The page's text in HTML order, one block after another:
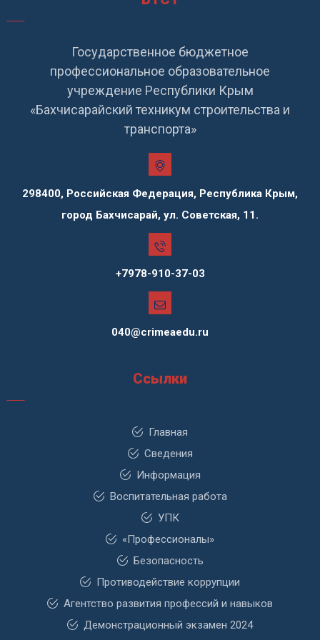
Государственное бюджетное
профессиональное образовательное
учреждение Республики Крым
«Бахчисарайский техникум строительства и
транспорта»
298400, Российская Федерация, Республика Крым,
город Бахчисарай, ул. Советская, 11.
+7978-910-37-03
040@crimeaedu.ru
Ссылки
Главная
Сведения
Информация
Воспитательная работа
УПК
«Профессионалы»
Безопасность
Противодействие коррупции
Агентство развития профессий и навыков
Демонстрационный экзамен 2024